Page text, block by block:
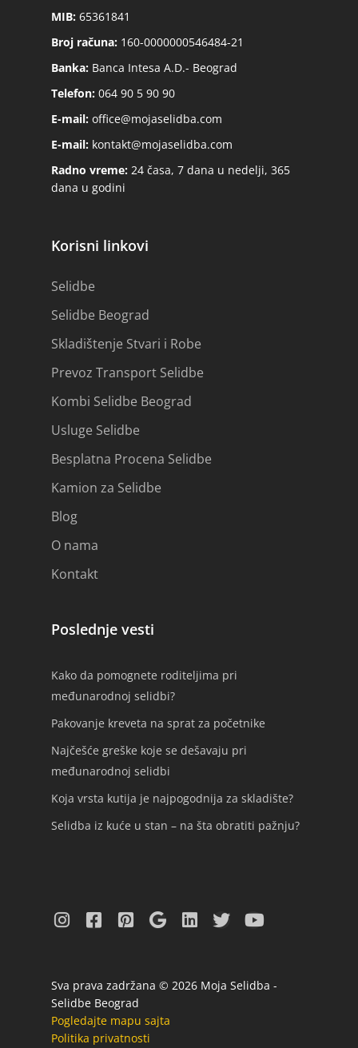
MIB: 65361841
Broj računa: 160-0000000546484-21
Banka: Banca Intesa A.D.- Beograd
Telefon: 064 90 5 90 90
E-mail: office@mojaselidba.com
E-mail: kontakt@mojaselidba.com
Radno vreme: 24 časa, 7 dana u nedelji, 365
dana u godini
Korisni linkovi
Selidbe
Selidbe Beograd
Skladištenje Stvari i Robe
Prevoz Transport Selidbe
Kombi Selidbe Beograd
Usluge Selidbe
Besplatna Procena Selidbe
Kamion za Selidbe
Blog
O nama
Kontakt
Poslednje vesti
Kako da pomognete roditeljima pri
međunarodnoj selidbi?
Pakovanje kreveta na sprat za početnike
Najčešće greške koje se dešavaju pri
međunarodnoj selidbi
Koja vrsta kutija je najpogodnija za skladište?
Selidba iz kuće u stan – na šta obratiti pažnju?
Sva prava zadržana © 2026 Moja Selidba -
Selidbe Beograd
Pogledajte mapu sajta
Politika privatnosti